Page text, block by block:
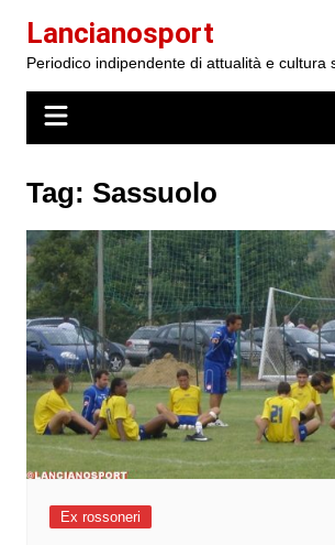
contenuto
Lancianosport
Periodico indipendente di attualità e cultura
Tag: Sassuolo
Ex rossoneri